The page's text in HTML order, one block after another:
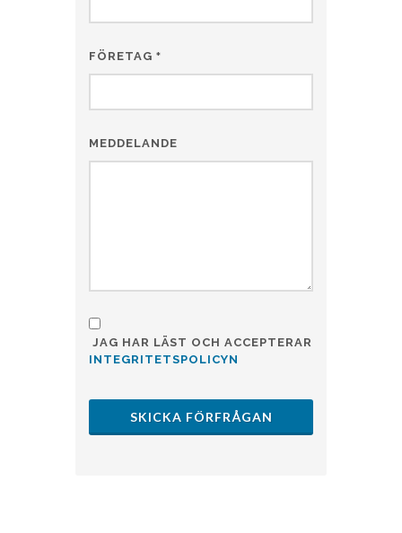
FÖRETAG *
MEDDELANDE
JAG HAR LÄST OCH ACCEPTERAR
INTEGRITETSPOLICYN
SKICKA FÖRFRÅGAN